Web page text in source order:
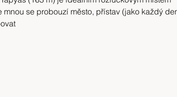
mnou se probouzí město, přístav (jako každý